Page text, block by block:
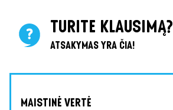
TURITE KLAUSIMĄ?
ATSAKYMAS YRA ČIA!
MAISTINĖ VERTĖ